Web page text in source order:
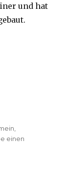
und hat
einen